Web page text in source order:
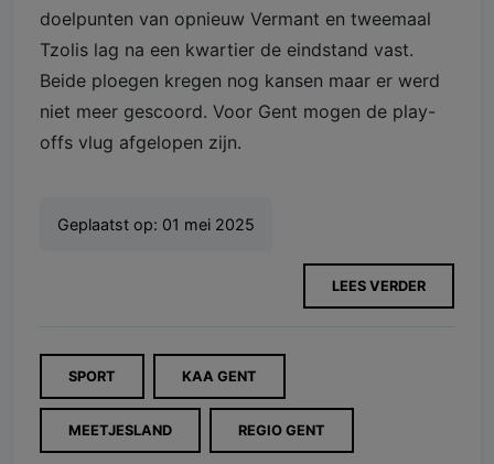
doelpunten van opnieuw Vermant en tweemaal
Tzolis lag na een kwartier de eindstand vast.
Beide ploegen kregen nog kansen maar er werd
niet meer gescoord. Voor Gent mogen de play-
offs vlug afgelopen zijn.
Geplaatst op: 01 mei 2025
LEES VERDER
SPORT KAA GENT
MEETJESLAND REGIO GENT